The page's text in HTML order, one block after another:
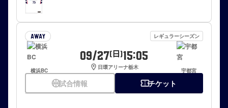
AWAY レギュラーシーズン
横浜BC
09/27(日) 15:05
location_on 日環アリーナ栃木 宇都宮
sports_basketball試合情報 confirmation_numberチケット